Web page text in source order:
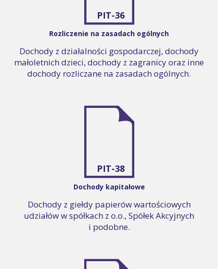
PIT-36
Rozliczenie na zasadach ogólnych
Dochody z działalności gospodarczej, dochody
małoletnich dzieci, dochody z zagranicy oraz inne
dochody rozliczane na zasadach ogólnych.
PIT-38
Dochody kapitałowe
Dochody z giełdy papierów wartościowych
udziałów w spółkach z o.o., Spółek Akcyjnych
i podobne.